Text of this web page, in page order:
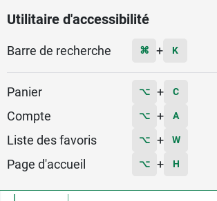
Utilitaire d'accessibilité
Barre de recherche ⌘ + K
Panier ⌥ + C
Compte ⌥ + A
Liste des favoris ⌥ + W
Page d'accueil ⌥ + H
Menu